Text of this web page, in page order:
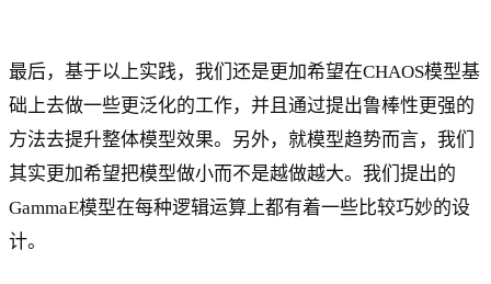
最后，基于以上实践，我们还是更加希望在CHAOS模型基
础上去做一些更泛化的工作，并且通过提出鲁棒性更强的
方法去提升整体模型效果。另外，就模型趋势而言，我们
其实更加希望把模型做小而不是越做越大。我们提出的
GammaE模型在每种逻辑运算上都有着一些比较巧妙的设
计。